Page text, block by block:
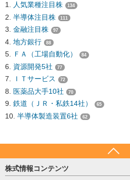
人気業種注目株 134
半導体注目株 111
金融注目株 97
地方銀行 88
ＦＡ（工場自動化） 84
資源開発5社 77
ＩＴサービス 72
医薬品大手10社 70
鉄道（ＪＲ・私鉄14社） 65
半導体製造装置6社 62
株式情報コンテンツ